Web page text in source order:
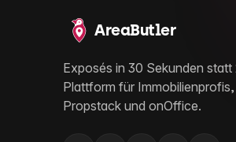
AreaButler
Exposés in 30 Sekunden
Plattform für Immobilienprofis,
Propstack und onOffice.